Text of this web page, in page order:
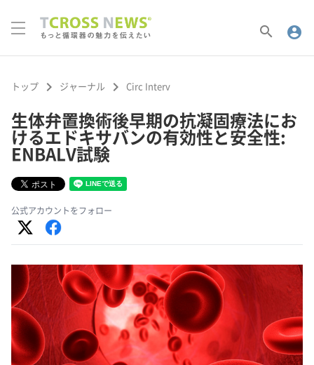
search account_circle
トップ keyboard_arrow_right ジャーナル keyboard_arrow_right Circ Interv
生体弁置換術後早期の抗凝固療法にお
けるエドキサバンの有効性と安全性:
ENBALV試験
公式アカウントをフォロー